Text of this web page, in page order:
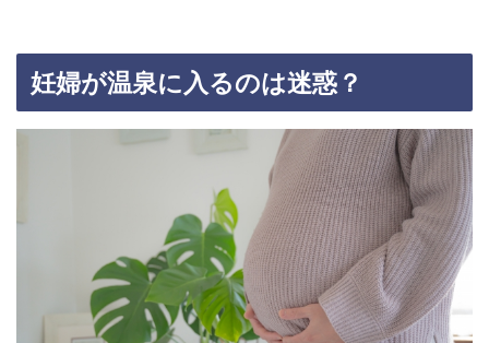
妊婦が温泉に入るのは迷惑？